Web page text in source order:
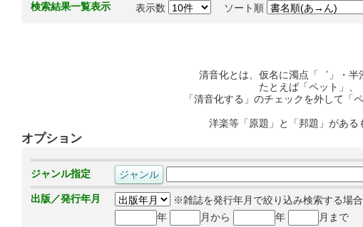
検索結果一覧表示 表示数 ソート順
清音化とは、仮名に濁点「゛」・半
たとえば「ペット」、
「清音化する」のチェックを外して「
洋楽等「原題」と「邦題」がある
オプション
ジャンル指定
出版／発行年月
※雑誌を発行年月で絞り込み検索する場
年
月から 年 月まで